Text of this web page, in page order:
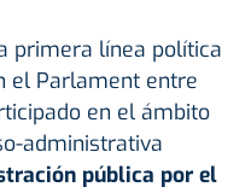
primera línea política
el Parlament entre
en el ámbito
administrativa
pública por el